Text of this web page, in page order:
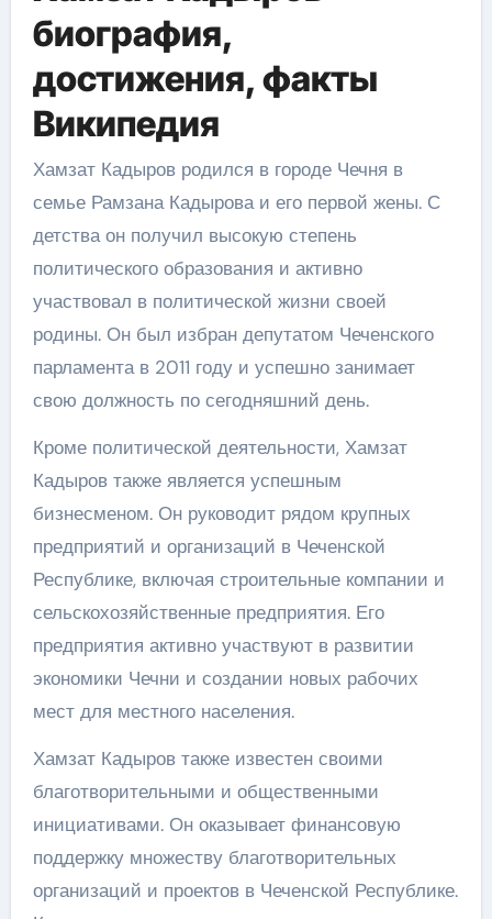
биография,
достижения, факты
Википедия
Хамзат Кадыров родился в городе Чечня в
семье Рамзана Кадырова и его первой жены. С
детства он получил высокую степень
политического образования и активно
участвовал в политической жизни своей
родины. Он был избран депутатом Чеченского
парламента в 2011 году и успешно занимает
свою должность по сегодняшний день.
Кроме политической деятельности, Хамзат
Кадыров также является успешным
бизнесменом. Он руководит рядом крупных
предприятий и организаций в Чеченской
Республике, включая строительные компании и
сельскохозяйственные предприятия. Его
предприятия активно участвуют в развитии
экономики Чечни и создании новых рабочих
мест для местного населения.
Хамзат Кадыров также известен своими
благотворительными и общественными
инициативами. Он оказывает финансовую
поддержку множеству благотворительных
организаций и проектов в Чеченской Республике.